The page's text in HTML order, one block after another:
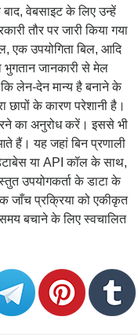
वेबसाइट के लिए उन्हें
तौर पर जारी किया गया
उपयोगिता बिल, आदि
भुगतान जानकारी से मेल
लेन-देन मान्य है बनाने के
छापों के कारण परेशानी है।
का अनुरोध करें। इससे भी
हैं। यह जहां बिन प्रणाली
या API कॉल के साथ,
उपयोगकर्ता के डाटा के
जाँच प्रक्रिया को एकीकृत
बचाने के लिए स्वचालित